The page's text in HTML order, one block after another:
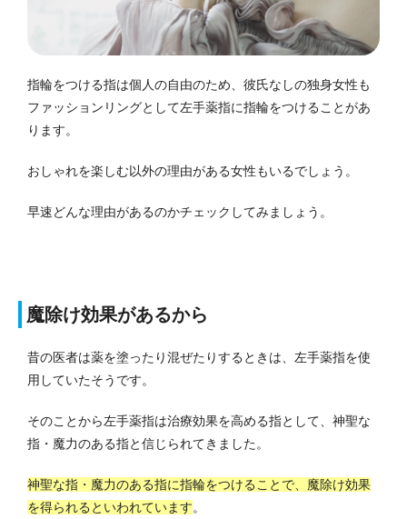
指輪をつける指は個人の自由のため、彼氏なしの独身女性も
ファッションリングとして左手薬指に指輪をつけることがあ
ります。
おしゃれを楽しむ以外の理由がある女性もいるでしょう。
早速どんな理由があるのかチェックしてみましょう。
魔除け効果があるから
昔の医者は薬を塗ったり混ぜたりするときは、左手薬指を使
用していたそうです。
そのことから左手薬指は治療効果を高める指として、神聖な
指・魔力のある指と信じられてきました。
神聖な指・魔力のある指に指輪をつけることで、魔除け効果
を得られるといわれています。